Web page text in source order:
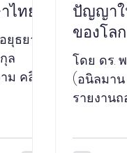
ไทย
ธยา
ล
คลิป
ปัญญาใ
ของโล
โดย ดร.
(อนิลมา
รายงาน
วิชาการ